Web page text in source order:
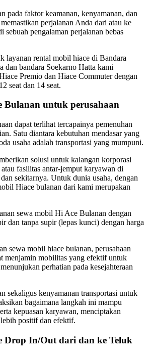
pada faktor keamanan, kenyamanan, dan
perjalanan Anda dari atau ke
sebuah pengalaman perjalanan bebas
layanan rental mobil hiace di Bandara
dan bandara Soekarno Hatta kami
Premio dan Hiace Commuter dengan
seat dan 14 seat.
Bulanan untuk perusahaan
dapat terlihat tercapainya pemenuhan
Satu diantara kebutuhan mendasar yang
usaha adalah transportasi yang mumpuni.
solusi untuk kalangan korporasi
fasilitas antar-jemput karyawan di
sekitarnya. Untuk dunia usaha, dengan
Hiace bulanan dari kami merupakan
sewa mobil Hi Ace Bulanan dengan
dan tanpa supir (lepas kunci) dengan harga
sewa mobil hiace bulanan, perusahaan
menjamin mobilitas yang efektif untuk
perhatian pada kesejahteraan
sekaligus kenyamanan transportasi untuk
bagaimana langkah ini mampu
kepuasan karyawan, menciptakan
positif dan efektif.
Drop In/Out dari dan ke Teluk